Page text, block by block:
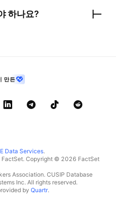
하나요?
만든
Data Services.
Copyright © 2026 FactSet
Association. CUSIP Database
Inc. All rights reserved.
by Quartr.